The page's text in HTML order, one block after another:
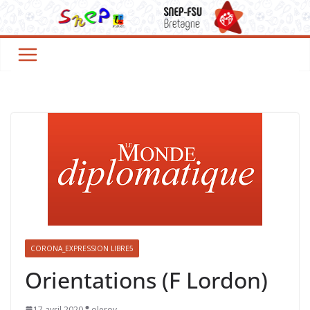
CORONA_EXPRESSION LIBRE5
Orientations (F Lordon)